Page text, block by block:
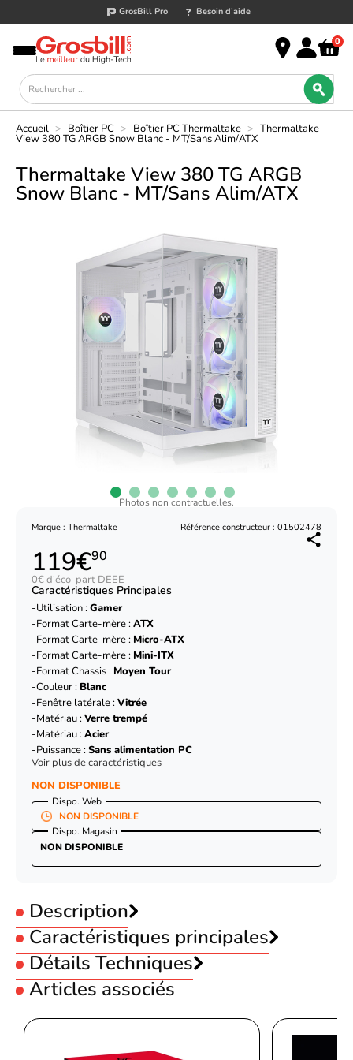
GrosBill Pro Besoin d’aide
0
Accueil > Boîtier PC > Boîtier PC Thermaltake > Thermaltake
View 380 TG ARGB Snow Blanc - MT/Sans Alim/ATX
Thermaltake View 380 TG ARGB
Snow Blanc - MT/Sans Alim/ATX
Photos non contractuelles.
Marque : Thermaltake Référence constructeur : 01502478
119€90
0€ d'éco-part DEEE
Caractéristiques Principales
Utilisation :Gamer
Format Carte-mère :ATX
Format Carte-mère : Micro-ATX
Format Carte-mère : Mini-ITX
Format Chassis : Moyen Tour
Couleur : Blanc
Fenêtre latérale :Vitrée
Matériau :Verre trempé
Matériau :Acier
Puissance :Sans alimentation PC
Voir plus de caractéristiques
NON DISPONIBLE
Dispo. Web
NON DISPONIBLE
Dispo. Magasin
NON DISPONIBLE
Description
Thermaltake View 380 TG ARGB Snow Blanc -
MT/Sans Alim/ATX
Caractéristiques principales
Utilisation :Gamer
Format Carte-mère :ATX
Format Carte-mère :Micro-ATX
Format Chassis :Moyen Tour
Couleur :
Détails Techniques
Design
Articles associés